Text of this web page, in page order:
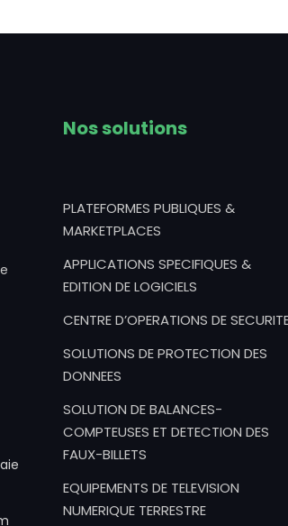
Nos solutions
PLATEFORMES PUBLIQUES &
MARKETPLACES
APPLICATIONS SPECIFIQUES &
EDITION DE LOGICIELS
CENTRE D’OPERATIONS DE
SOLUTIONS DE PROTECTION DES
DONNEES
SOLUTION DE BALANCES-
COMPTEUSES ET DETECTION DES
FAUX-BILLETS
EQUIPEMENTS DE TELEVISION
NUMERIQUE TERRESTRE